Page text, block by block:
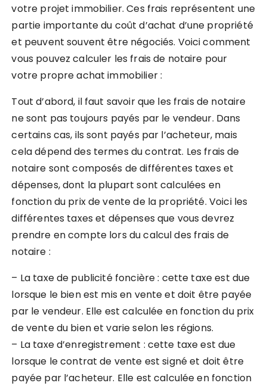
votre projet immobilier. Ces frais représentent une
partie importante du coût d’achat d’une propriété
et peuvent souvent être négociés. Voici comment
vous pouvez calculer les frais de notaire pour
votre propre achat immobilier :
Tout d’abord, il faut savoir que les frais de notaire
ne sont pas toujours payés par le vendeur. Dans
certains cas, ils sont payés par l’acheteur, mais
cela dépend des termes du contrat. Les frais de
notaire sont composés de différentes taxes et
dépenses, dont la plupart sont calculées en
fonction du prix de vente de la propriété. Voici les
différentes taxes et dépenses que vous devrez
prendre en compte lors du calcul des frais de
notaire :
– La taxe de publicité foncière : cette taxe est due
lorsque le bien est mis en vente et doit être payée
par le vendeur. Elle est calculée en fonction du prix
de vente du bien et varie selon les régions.
– La taxe d’enregistrement : cette taxe est due
lorsque le contrat de vente est signé et doit être
payée par l’acheteur. Elle est calculée en fonction